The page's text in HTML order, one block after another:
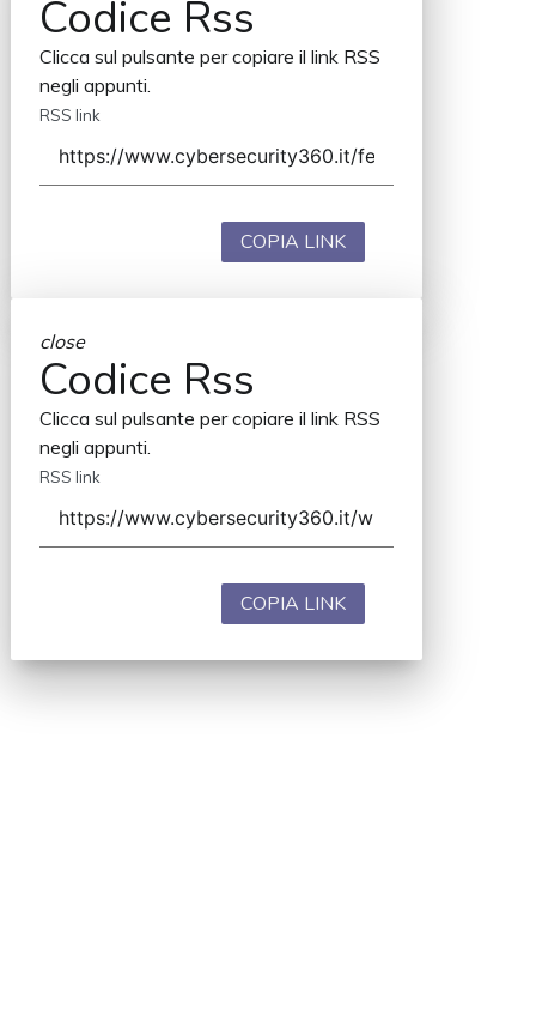
Codice Rss
Clicca sul pulsante per copiare il link RSS
negli appunti.
RSS link
COPIA LINK
close
Codice Rss
Clicca sul pulsante per copiare il link RSS
negli appunti.
RSS link
COPIA LINK